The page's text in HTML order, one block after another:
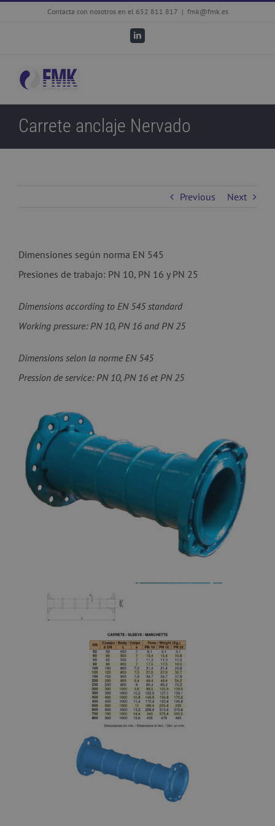
Contacta con nosotros en el 652 811 817 | fmk@fmk.es
LinkedIn
Carrete anclaje Nervado
Previous Next
Dimensiones según norma EN 545
Presiones de trabajo: PN 10, PN 16 y PN 25
Dimensions according to EN 545 standard
Working pressure: PN 10, PN 16 and PN 25
Dimensions selon la norme EN 545
Pression de service: PN 10, PN 16 et PN 25